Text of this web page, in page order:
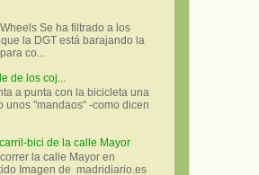
Se ha filtrado a los
la DGT está barajando la
co...
de los coj...
a punta con la bicicleta una
unos "mandaos" -como dicen
bici de la calle Mayor
la calle Mayor en
Imagen de madridiario.es